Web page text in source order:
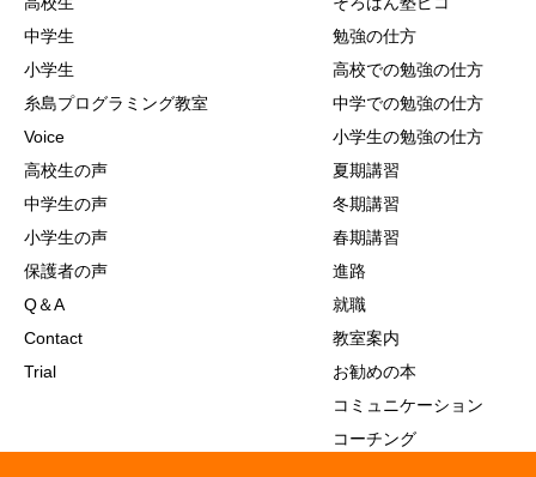
中学生
小学生
糸島プログラミング教室
Voice
高校生の声
中学生の声
小学生の声
保護者の声
Q＆A
Contact
Trial
勉強の仕方
高校での勉強の仕方
中学での勉強の仕方
小学生の勉強の仕方
夏期講習
冬期講習
春期講習
進路
就職
教室案内
お勧めの本
コミュニケーション
コーチング